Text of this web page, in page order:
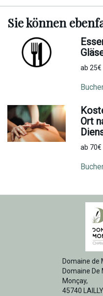
Sie können
ab 25€
Ort
ab 70€
Domaine de
Domaine De
Monçay,
45740